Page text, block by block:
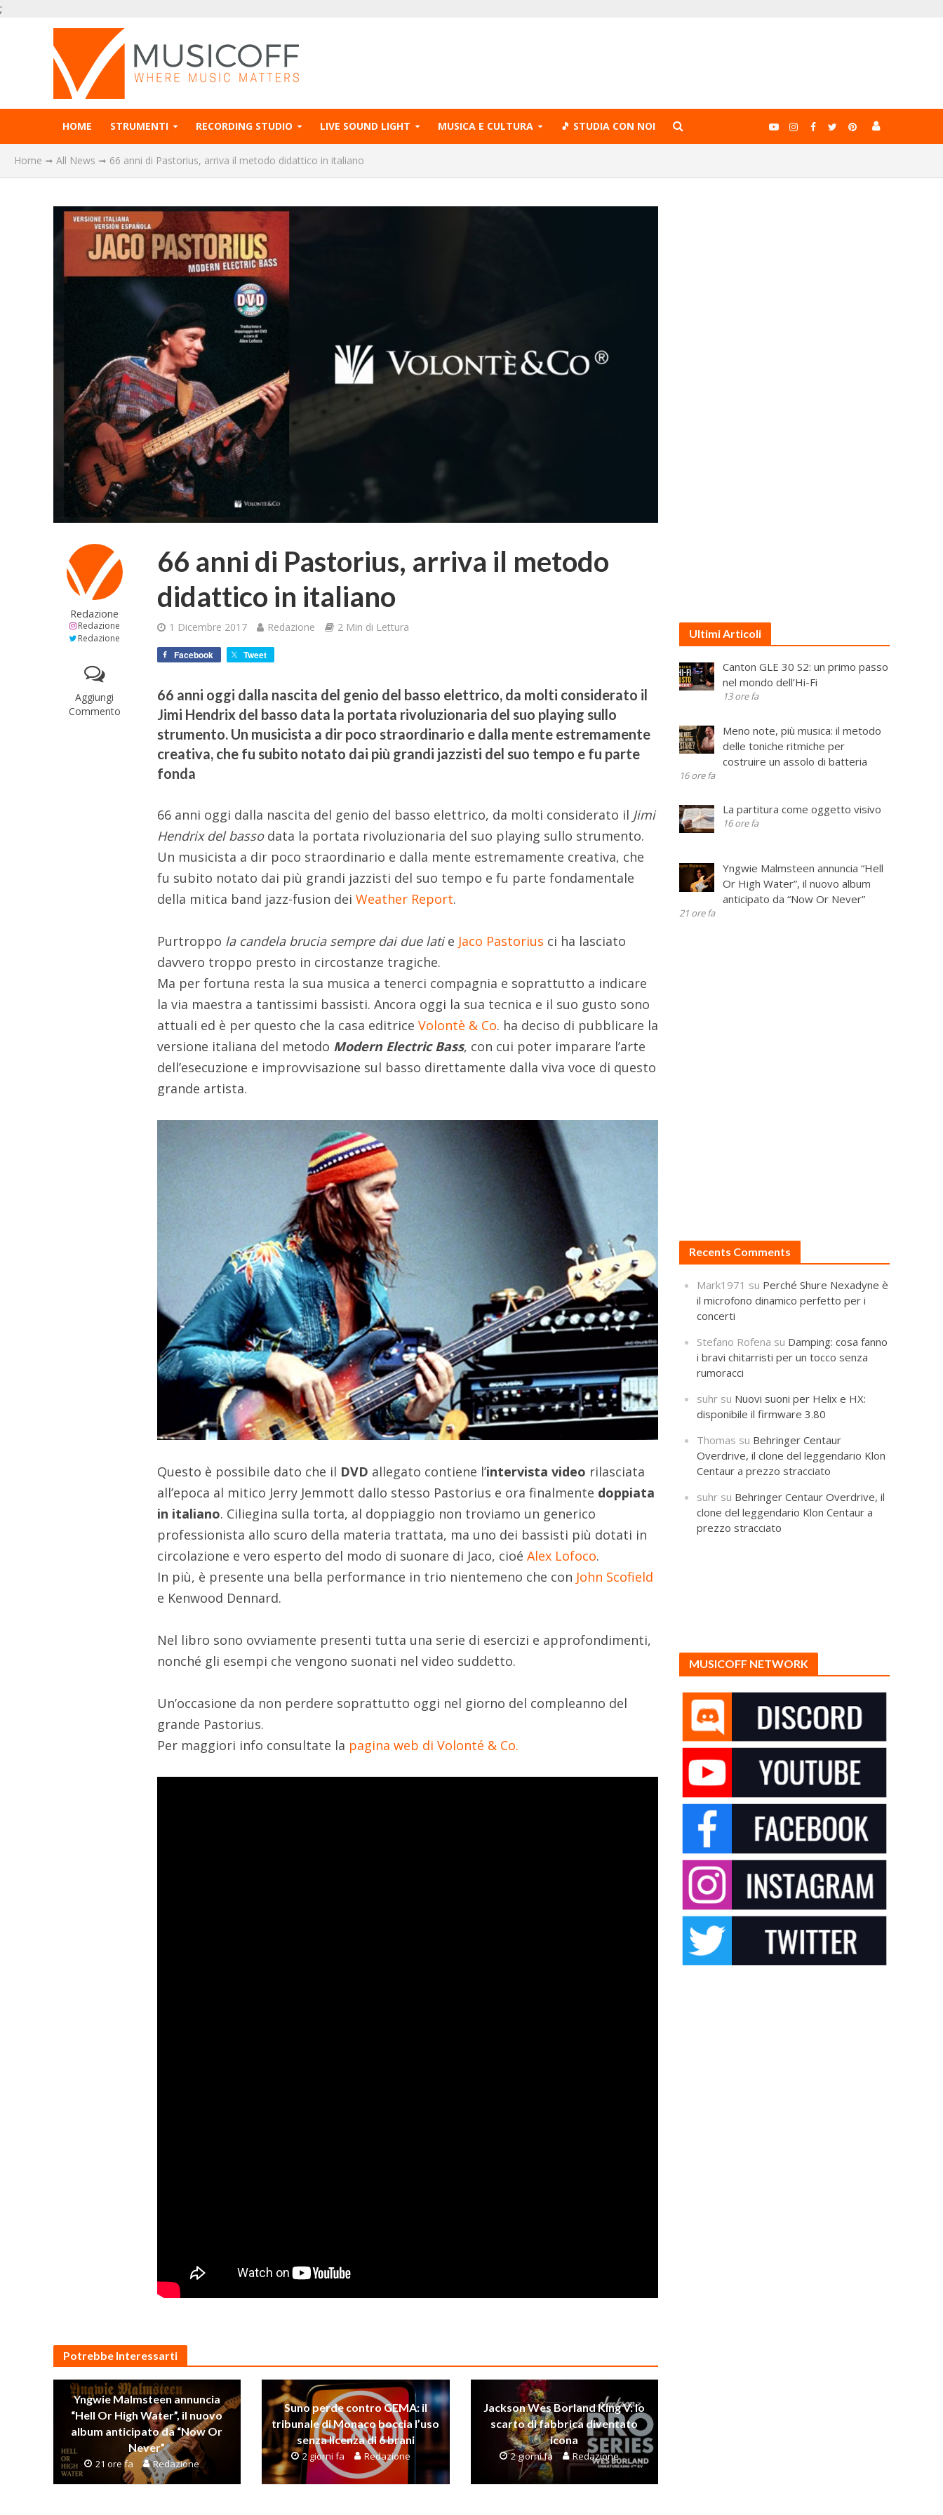
;
HOME STRUMENTI RECORDING STUDIO LIVE SOUND LIGHT MUSICA E CULTURA 🎵 STUDIA CON NOI
Home ➟ All News ➟ 66 anni di Pastorius, arriva il metodo didattico in italiano
Redazione
Redazione
Redazione
Aggiungi
Commento
66 anni di Pastorius, arriva il metodo
didattico in italiano
1 Dicembre 2017 Redazione 2 Min di Lettura
Facebook Tweet
66 anni oggi dalla nascita del genio del basso elettrico, da molti considerato il
Jimi Hendrix del basso data la portata rivoluzionaria del suo playing sullo
strumento. Un musicista a dir poco straordinario e dalla mente estremamente
creativa, che fu subito notato dai più grandi jazzisti del suo tempo e fu parte
fonda
66 anni oggi dalla nascita del genio del basso elettrico, da molti considerato il Jimi
Hendrix del bassodata la portata rivoluzionaria del suo playing sullo strumento.
Un musicista a dir poco straordinario e dalla mente estremamente creativa, che
fu subito notato dai più grandi jazzisti del suo tempo e fu parte fondamentale
della mitica band jazz-fusion deiWeather Report.
Purtroppo la candela brucia sempre dai due latie Jaco Pastorius ci ha lasciato
davvero troppo presto in circostanze tragiche.
Ma per fortuna resta la sua musica a tenerci compagnia e soprattutto a indicare
la via maestra a tantissimi bassisti. Ancora oggi la sua tecnica e il suo gusto sono
attuali ed è per questo che la casa editriceVolontè & Co. ha deciso di pubblicare la
versione italiana del metodo Modern Electric Bass, con cui poter imparare l’arte
dell’esecuzione e improvvisazione sul basso direttamente dalla viva voce di questo
grande artista.
Questo è possibile dato che il DVD allegato contiene l’intervista video rilasciata
all’epoca al mitico Jerry Jemmott dallo stesso Pastorius e ora finalmente doppiata
in italiano. Ciliegina sulla torta, al doppiaggio non troviamo un generico
professionista allo scuro della materia trattata, ma uno dei bassisti più dotati in
circolazione e vero esperto del modo di suonare di Jaco, cioéAlex Lofoco.
In più, è presente una bella performance in trio nientemeno che con John Scofield
e Kenwood Dennard.
Nel libro sono ovviamente presenti tutta una serie di esercizi e approfondimenti,
nonché gli esempi che vengono suonati nel video suddetto.
Un’occasione da non perdere soprattutto oggi nel giorno del compleanno del
grande Pastorius.
Per maggiori info consultate la pagina web di Volonté & Co.
Potrebbe Interessarti
Yngwie Malmsteen annuncia
“Hell Or High Water”, il nuovo
album anticipato da “Now Or
Never”
21 ore fa Redazione
Suno perde contro GEMA: il
tribunale di Monaco boccia l’uso
senza licenza di 6 brani
2 giorni fa Redazione
Jackson Wes Borland King V: lo
scarto di fabbrica diventato
icona
2 giorni fa Redazione
Ultimi Articoli
Canton GLE 30 S2: un primo passo
nel mondo dell’Hi-Fi
13 ore fa
Meno note, più musica: il metodo
delle toniche ritmiche per
costruire un assolo di batteria
16 ore fa
La partitura come oggetto visivo
16 ore fa
Yngwie Malmsteen annuncia “Hell
Or High Water”, il nuovo album
anticipato da “Now Or Never”
21 ore fa
Recents Comments
Mark1971 su Perché Shure Nexadyne è
il microfono dinamico perfetto per i
concerti
Stefano Rofena su Damping: cosa fanno
i bravi chitarristi per un tocco senza
rumoracci
suhr su Nuovi suoni per Helix e HX:
disponibile il firmware 3.80
Thomas su Behringer Centaur
Overdrive, il clone del leggendario Klon
Centaur a prezzo stracciato
suhr su Behringer Centaur Overdrive, il
clone del leggendario Klon Centaur a
prezzo stracciato
MUSICOFF NETWORK